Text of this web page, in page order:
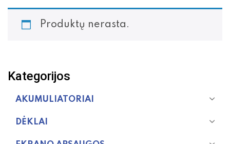
Produktų nerasta.
Kategorijos
AKUMULIATORIAI
DĖKLAI